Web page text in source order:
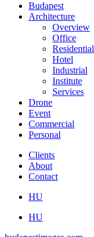
Budapest
Architecture
Overview
Office
Residential
Hotel
Industrial
Institute
Services
Drone
Event
Commercial
Personal
Clients
About
Contact
HU
HU